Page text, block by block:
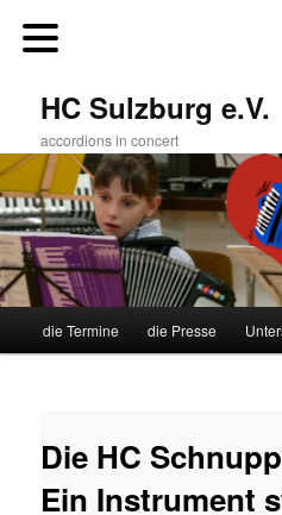
primären
HC Sulzburg e.V.
accordions in concert
die Termine die Presse
Die HC
Ein Instrument